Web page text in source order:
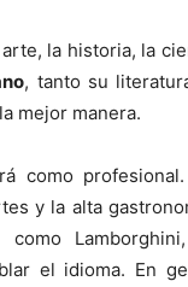
la historia, la
, tanto su
mejor manera.
como
y la alta
el idioma. En